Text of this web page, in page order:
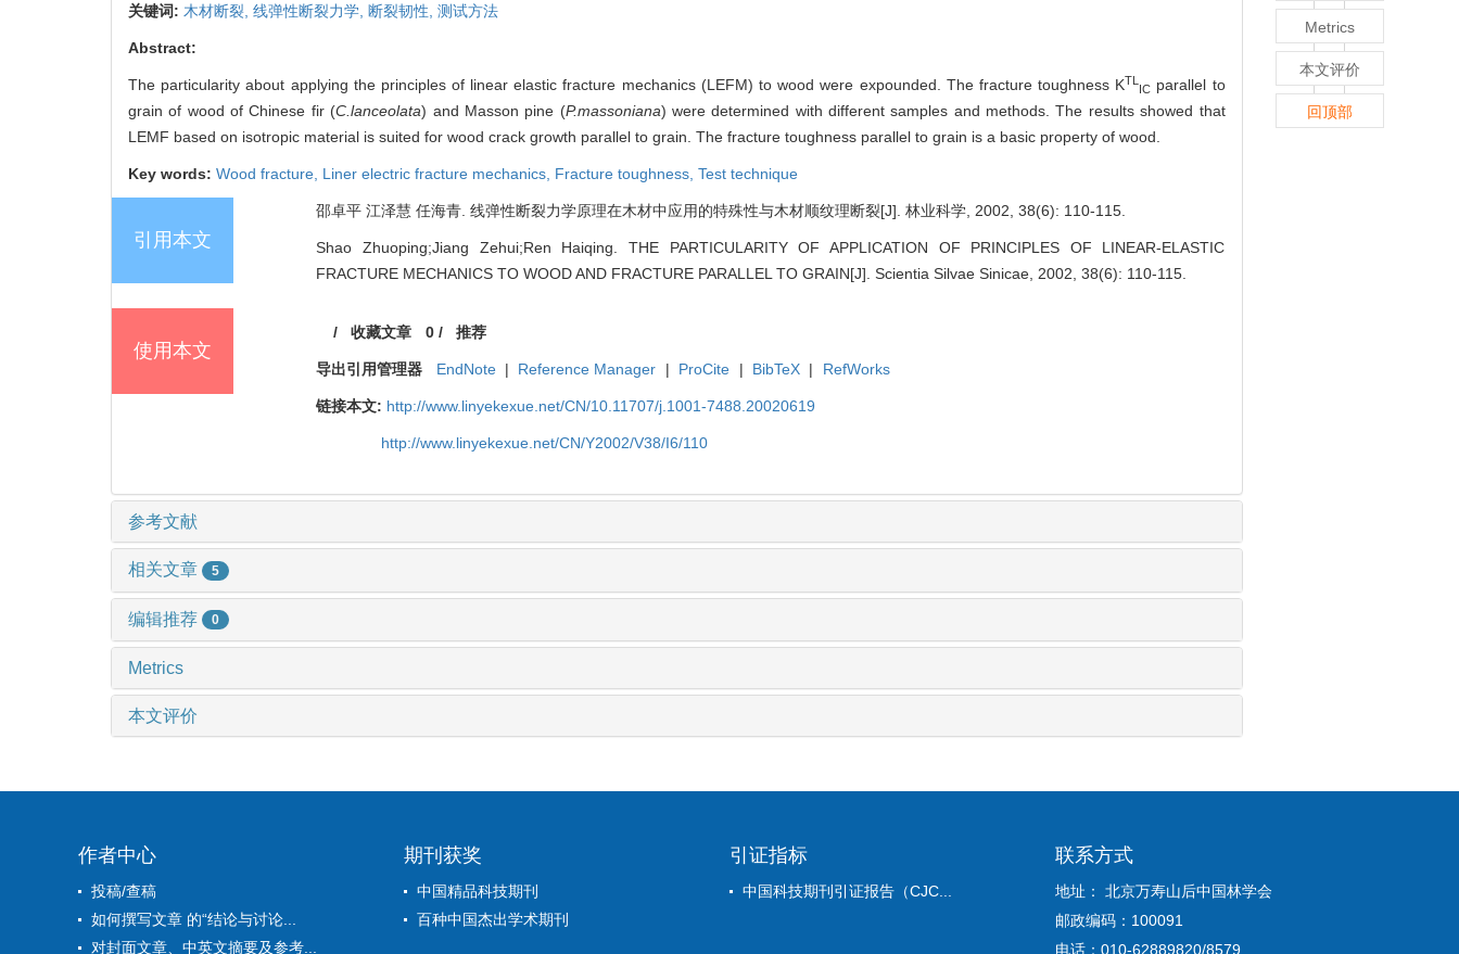
关键词: 木材断裂, 线弹性断裂力学, 断裂韧性, 测试方法
Abstract:
The particularity about applying the principles of linear elastic fracture mechanics (LEFM) to wood were expounded. The fracture toughness KTL
IC parallel to
grain of wood of Chinese fir (C.lanceolata) and Masson pine (P.massoniana) were determined with different samples and methods. The results showed that
LEMF based on isotropic material is suited for wood crack growth parallel to grain. The fracture toughness parallel to grain is a basic property of wood.
Key words: Wood fracture, Liner electric fracture mechanics, Fracture toughness, Test technique
引用本文
邵卓平 江泽慧 任海青. 线弹性断裂力学原理在木材中应用的特殊性与木材顺纹理断裂[J]. 林业科学, 2002, 38(6): 110-115.
Shao Zhuoping;Jiang Zehui;Ren Haiqing. THE PARTICULARITY OF APPLICATION OF PRINCIPLES OF LINEAR-ELASTIC
FRACTURE MECHANICS TO WOOD AND FRACTURE PARALLEL TO GRAIN[J]. Scientia Silvae Sinicae, 2002, 38(6): 110-115.
使用本文
/收藏文章 0/ 推荐
导出引用管理器 EndNote | Reference Manager | ProCite | BibTeX | RefWorks
链接本文: http://www.linyekexue.net/CN/10.11707/j.1001-7488.20020619
http://www.linyekexue.net/CN/Y2002/V38/I6/110
参考文献
相关文章 5
编辑推荐 0
Metrics
本文评价
Metrics
本文评价
回顶部
作者中心
投稿/查稿
如何撰写文章 的“结论与讨论...
对封面文章、中英文摘要及参考...
期刊获奖
中国精品科技期刊
百种中国杰出学术期刊
引证指标
中国科技期刊引证报告（CJC...
联系方式
地址： 北京万寿山后中国林学会
邮政编码：100091
电话：010-62889820/8579